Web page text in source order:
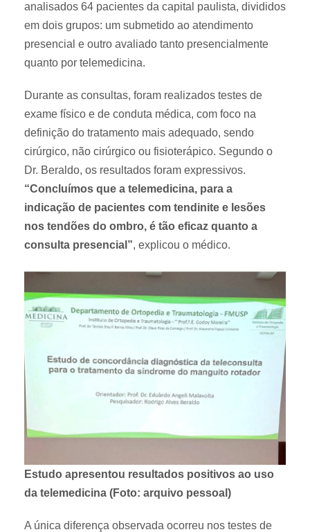
analisados 64 pacientes da capital paulista, divididos
em dois grupos: um submetido ao atendimento
presencial e outro avaliado tanto presencialmente
quanto por telemedicina.
Durante as consultas, foram realizados testes de
exame físico e de conduta médica, com foco na
definição do tratamento mais adequado, sendo
cirúrgico, não cirúrgico ou fisioterápico. Segundo o
Dr. Beraldo, os resultados foram expressivos.
“Concluímos que a telemedicina, para a
indicação de pacientes com tendinite e lesões
nos tendões do ombro, é tão eficaz quanto a
consulta presencial”, explicou o médico.
Estudo apresentou resultados positivos ao uso
da telemedicina (Foto: arquivo pessoal)
A única diferença observada ocorreu nos testes de